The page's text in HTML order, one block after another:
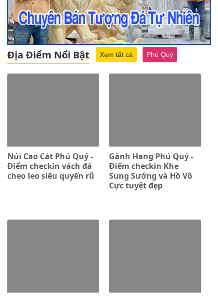
Địa Điểm Nổi Bật Xem tất cả Phú Quý
Núi Cao Cát Phú Quý -
Điểm checkin vách đá
cheo leo siêu quyến rũ
Gành Hang Phú Quý -
Điểm checkin Khe
Sung Sướng và Hồ Vô
Cực tuyệt đẹp